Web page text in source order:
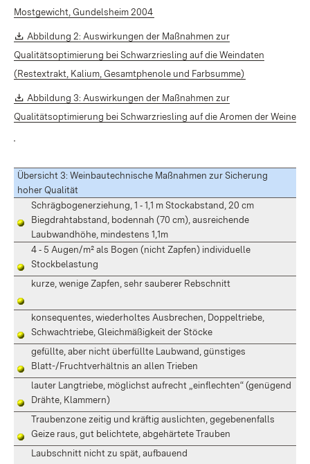
Mostgewicht, Gundelsheim 2004
Download:
Abbildung 2: Auswirkungen der Maßnahmen zur
Qualitätsoptimierung bei Schwarzriesling auf die Weindaten
(Restextrakt, Kalium, Gesamtphenole und Farbsumme)
Download:
Abbildung 3: Auswirkungen der Maßnahmen zur
Qualitätsoptimierung bei Schwarzriesling auf die Aromen der Weine
Übersicht 3: Weinbautechnische Maßnahmen zur Sicherung
hoher Qualität
Schrägbogenerziehung, 1 ‑ 1,1 m Stockabstand, 20 cm
Biegdrahtabstand, bodennah (70 cm), ausreichende
Laubwandhöhe, mindestens 1,1m
4 ‑ 5 Augen/m² als Bogen (nicht Zapfen) individuelle
Stockbelastung
kurze, wenige Zapfen, sehr sauberer Rebschnitt
konsequentes, wiederholtes Ausbrechen, Doppeltriebe,
Schwachtriebe, Gleichmäßigkeit der Stöcke
gefüllte, aber nicht überfüllte Laubwand, günstiges
Blatt-/Fruchtverhältnis an allen Trieben
lauter Langtriebe, möglichst aufrecht „einflechten“ (genügend
Drähte, Klammern)
Traubenzone zeitig und kräftig auslichten, gegebenenfalls
Geize raus, gut belichtete, abgehärtete Trauben
Laubschnitt nicht zu spät, aufbauend